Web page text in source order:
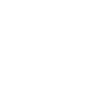
Exibição do